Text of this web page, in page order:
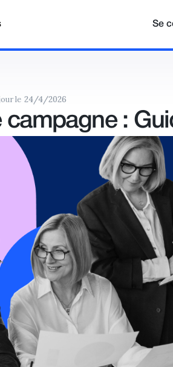
Se
le 24/4/2026
campagne :